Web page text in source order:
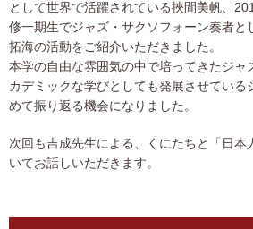
として世界で活躍されている挾間美帆、
修一期生でジャズ・サクソフォーン奏者と
拓海の活動をご紹介いただきました。
本学の自由な雰囲気の中で培ってきたジャ
カデミックな学びとしても発展させている
めて振り返る機会になりました。
次回も吉成先生による、くにたちと「日本
いてお話しいただきます。